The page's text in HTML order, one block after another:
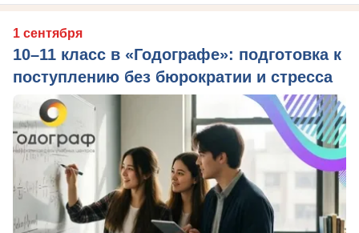
1 сентября
10–11 класс в «Годографе»: подготовка к
поступлению без бюрократии и стресса